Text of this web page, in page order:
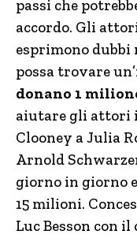
passi che
accordo. Gli
esprimono dubbi
possa trovare
donano 1
aiutare gli attori
Clooney a Julia
Arnold
giorno in giorno
15 milioni.
Luc Besson con il